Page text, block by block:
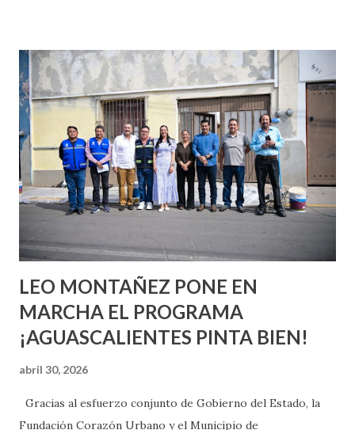
conoces ni la mitad de lo que deberías saber. Pero incluso
quienes ya han tenido relaciones sexuales no son expertos
o expertas en el tema. Siempre hay algo nuevo que
aprender y nuevas experiencias que conocer. Si eres una
chica y aún no has tenido relaciones sexuales, tal vez
pienses que el sexo será increíble y no puedas esperar para
experimentarlo, pero como cualquier persona con
experiencia te dirá, siempre es mejor cuando ambas partes
son suficientemen...
LEO MONTAÑEZ PONE EN
MARCHA EL PROGRAMA
¡AGUASCALIENTES PINTA BIEN!
abril 30, 2026
Gracias al esfuerzo conjunto de Gobierno del Estado, la
Fundación Corazón Urbano y el Municipio de